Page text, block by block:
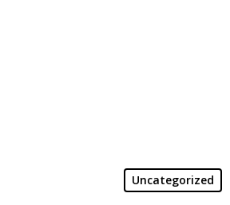
Uncategorized